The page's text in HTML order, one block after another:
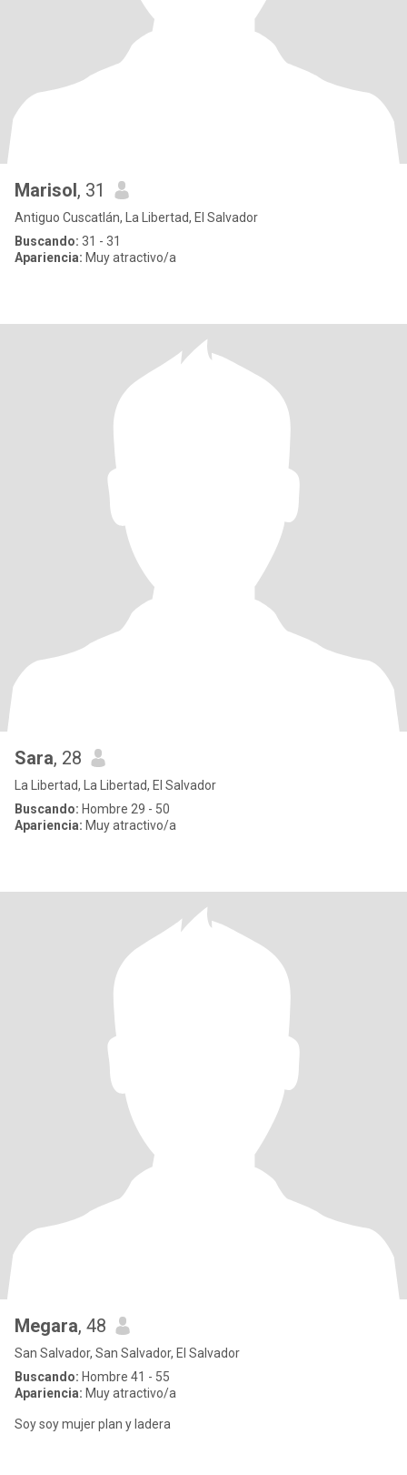
Marisol, 31
Antiguo Cuscatlán, La Libertad, El Salvador
Buscando: 31 - 31
Apariencia: Muy atractivo/a
Sara, 28
La Libertad, La Libertad, El Salvador
Buscando: Hombre 29 - 50
Apariencia: Muy atractivo/a
Megara, 48
San Salvador, San Salvador, El Salvador
Buscando: Hombre 41 - 55
Apariencia: Muy atractivo/a
Soy soy mujer plan y ladera